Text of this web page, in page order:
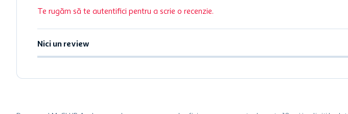
Te rugăm să te autentifici pentru a scrie o recenzie.
Nici un review